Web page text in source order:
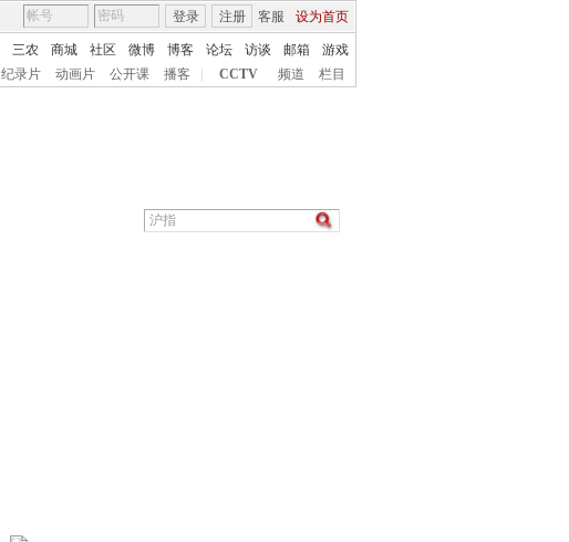
客服 设为首页
登录 注册
三农 商城 社区 微博 博客 论坛 访谈 邮箱
游戏
纪录片 动画片 公开课 播客 CCTV 频道 栏目